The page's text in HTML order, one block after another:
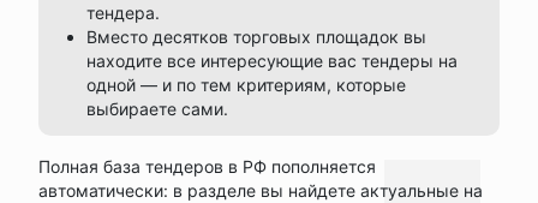
тендера.
Вместо десятков торговых площадок вы
находите все интересующие вас тендеры на
одной — и по тем критериям, которые
выбираете сами.
Полная база тендеров в РФ пополняется
автоматически: в разделе вы найдете актуальные на